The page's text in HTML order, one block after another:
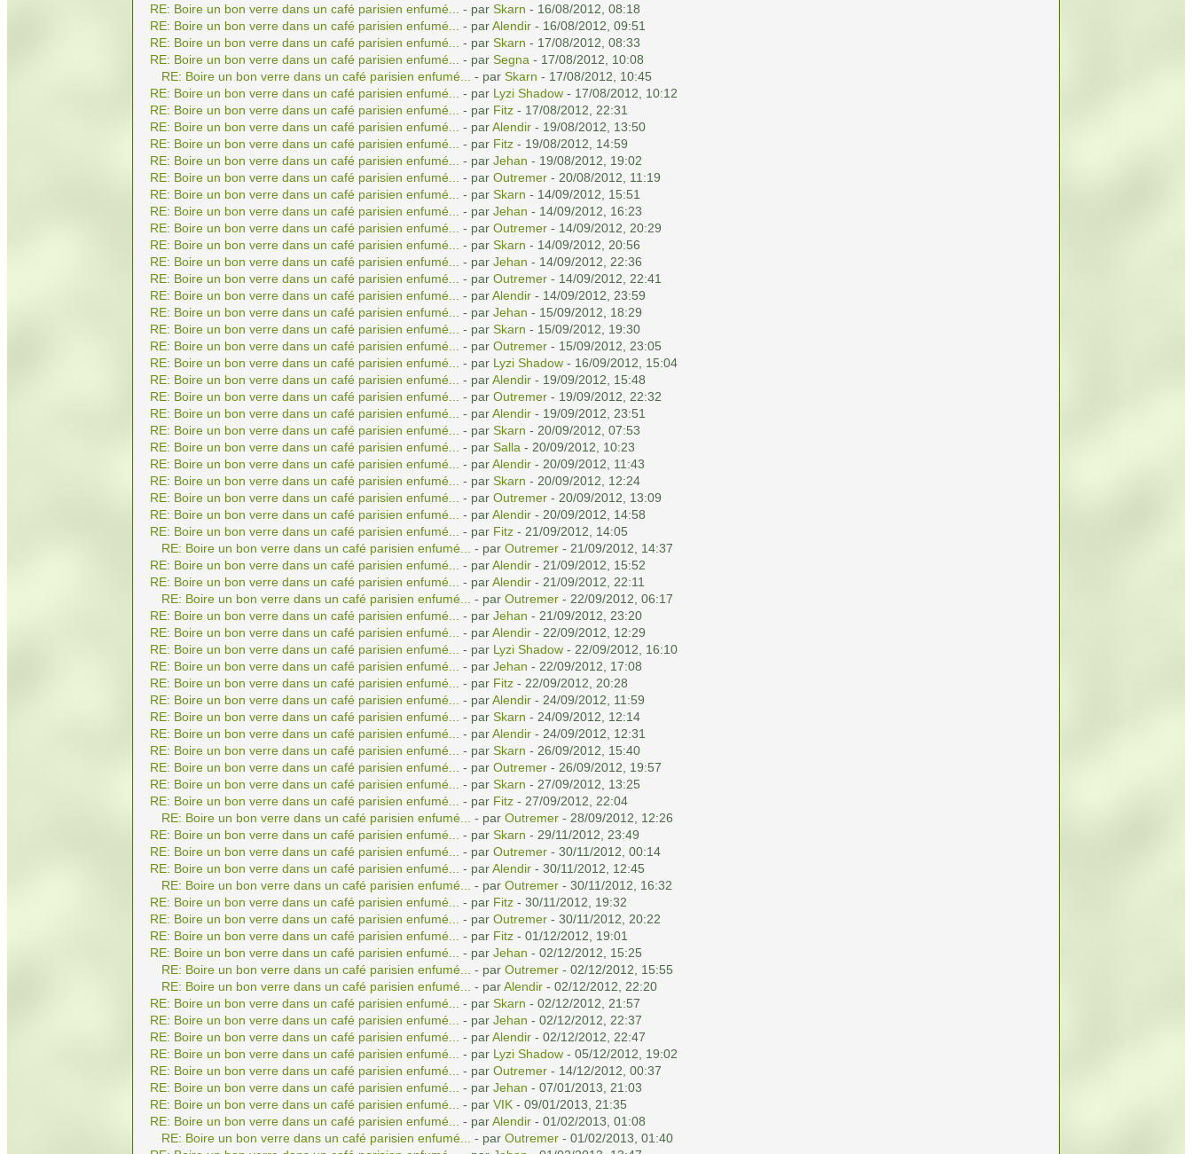
RE: Boire un bon verre dans un café parisien enfumé...
- par Skarn - 16/08/2012, 08:18
RE: Boire un bon verre dans un café parisien enfumé...
- parAlendir- 16/08/2012, 09:51
RE: Boire un bon verre dans un café parisien enfumé...
- par Skarn - 17/08/2012, 08:33
RE: Boire un bon verre dans un café parisien enfumé...
- par Segna - 17/08/2012, 10:08
RE: Boire un bon verre dans un café parisien enfumé...
- par Skarn - 17/08/2012, 10:45
RE: Boire un bon verre dans un café parisien enfumé...
- par Lyzi Shadow- 17/08/2012, 10:12
RE: Boire un bon verre dans un café parisien enfumé...
- par Fitz- 17/08/2012, 22:31
RE: Boire un bon verre dans un café parisien enfumé...
- parAlendir- 19/08/2012, 13:50
RE: Boire un bon verre dans un café parisien enfumé...
- par Fitz- 19/08/2012, 14:59
RE: Boire un bon verre dans un café parisien enfumé...
- par Jehan - 19/08/2012, 19:02
RE: Boire un bon verre dans un café parisien enfumé...
- par Outremer- 20/08/2012, 11:19
RE: Boire un bon verre dans un café parisien enfumé...
- par Skarn - 14/09/2012, 15:51
RE: Boire un bon verre dans un café parisien enfumé...
- par Jehan - 14/09/2012, 16:23
RE: Boire un bon verre dans un café parisien enfumé...
- par Outremer- 14/09/2012, 20:29
RE: Boire un bon verre dans un café parisien enfumé...
- par Skarn - 14/09/2012, 20:56
RE: Boire un bon verre dans un café parisien enfumé...
- par Jehan - 14/09/2012, 22:36
RE: Boire un bon verre dans un café parisien enfumé...
- par Outremer- 14/09/2012, 22:41
RE: Boire un bon verre dans un café parisien enfumé...
- parAlendir- 14/09/2012, 23:59
RE: Boire un bon verre dans un café parisien enfumé...
- par Jehan - 15/09/2012, 18:29
RE: Boire un bon verre dans un café parisien enfumé...
- par Skarn - 15/09/2012, 19:30
RE: Boire un bon verre dans un café parisien enfumé...
- par Outremer- 15/09/2012, 23:05
RE: Boire un bon verre dans un café parisien enfumé...
- par Lyzi Shadow- 16/09/2012, 15:04
RE: Boire un bon verre dans un café parisien enfumé...
- parAlendir- 19/09/2012, 15:48
RE: Boire un bon verre dans un café parisien enfumé...
- par Outremer- 19/09/2012, 22:32
RE: Boire un bon verre dans un café parisien enfumé...
- parAlendir- 19/09/2012, 23:51
RE: Boire un bon verre dans un café parisien enfumé...
- par Skarn - 20/09/2012, 07:53
RE: Boire un bon verre dans un café parisien enfumé...
- par Salla - 20/09/2012, 10:23
RE: Boire un bon verre dans un café parisien enfumé...
- parAlendir- 20/09/2012, 11:43
RE: Boire un bon verre dans un café parisien enfumé...
- par Skarn - 20/09/2012, 12:24
RE: Boire un bon verre dans un café parisien enfumé...
- par Outremer- 20/09/2012, 13:09
RE: Boire un bon verre dans un café parisien enfumé...
- parAlendir- 20/09/2012, 14:58
RE: Boire un bon verre dans un café parisien enfumé...
- par Fitz- 21/09/2012, 14:05
RE: Boire un bon verre dans un café parisien enfumé...
- par Outremer- 21/09/2012, 14:37
RE: Boire un bon verre dans un café parisien enfumé...
- parAlendir- 21/09/2012, 15:52
RE: Boire un bon verre dans un café parisien enfumé...
- parAlendir- 21/09/2012, 22:11
RE: Boire un bon verre dans un café parisien enfumé...
- par Outremer- 22/09/2012, 06:17
RE: Boire un bon verre dans un café parisien enfumé...
- par Jehan - 21/09/2012, 23:20
RE: Boire un bon verre dans un café parisien enfumé...
- parAlendir- 22/09/2012, 12:29
RE: Boire un bon verre dans un café parisien enfumé...
- par Lyzi Shadow- 22/09/2012, 16:10
RE: Boire un bon verre dans un café parisien enfumé...
- par Jehan - 22/09/2012, 17:08
RE: Boire un bon verre dans un café parisien enfumé...
- par Fitz- 22/09/2012, 20:28
RE: Boire un bon verre dans un café parisien enfumé...
- parAlendir- 24/09/2012, 11:59
RE: Boire un bon verre dans un café parisien enfumé...
- par Skarn - 24/09/2012, 12:14
RE: Boire un bon verre dans un café parisien enfumé...
- parAlendir- 24/09/2012, 12:31
RE: Boire un bon verre dans un café parisien enfumé...
- par Skarn - 26/09/2012, 15:40
RE: Boire un bon verre dans un café parisien enfumé...
- par Outremer- 26/09/2012, 19:57
RE: Boire un bon verre dans un café parisien enfumé...
- par Skarn - 27/09/2012, 13:25
RE: Boire un bon verre dans un café parisien enfumé...
- par Fitz- 27/09/2012, 22:04
RE: Boire un bon verre dans un café parisien enfumé...
- par Outremer- 28/09/2012, 12:26
RE: Boire un bon verre dans un café parisien enfumé...
- par Skarn - 29/11/2012, 23:49
RE: Boire un bon verre dans un café parisien enfumé...
- par Outremer- 30/11/2012, 00:14
RE: Boire un bon verre dans un café parisien enfumé...
- parAlendir- 30/11/2012, 12:45
RE: Boire un bon verre dans un café parisien enfumé...
- par Outremer- 30/11/2012, 16:32
RE: Boire un bon verre dans un café parisien enfumé...
- par Fitz- 30/11/2012, 19:32
RE: Boire un bon verre dans un café parisien enfumé...
- par Outremer- 30/11/2012, 20:22
RE: Boire un bon verre dans un café parisien enfumé...
- par Fitz- 01/12/2012, 19:01
RE: Boire un bon verre dans un café parisien enfumé...
- par Jehan - 02/12/2012, 15:25
RE: Boire un bon verre dans un café parisien enfumé...
- par Outremer- 02/12/2012, 15:55
RE: Boire un bon verre dans un café parisien enfumé...
- parAlendir- 02/12/2012, 22:20
RE: Boire un bon verre dans un café parisien enfumé...
- par Skarn - 02/12/2012, 21:57
RE: Boire un bon verre dans un café parisien enfumé...
- par Jehan - 02/12/2012, 22:37
RE: Boire un bon verre dans un café parisien enfumé...
- parAlendir- 02/12/2012, 22:47
RE: Boire un bon verre dans un café parisien enfumé...
- par Lyzi Shadow- 05/12/2012, 19:02
RE: Boire un bon verre dans un café parisien enfumé...
- par Outremer- 14/12/2012, 00:37
RE: Boire un bon verre dans un café parisien enfumé...
- par Jehan - 07/01/2013, 21:03
RE: Boire un bon verre dans un café parisien enfumé...
- par VIK- 09/01/2013, 21:35
RE: Boire un bon verre dans un café parisien enfumé...
- parAlendir- 01/02/2013, 01:08
RE: Boire un bon verre dans un café parisien enfumé...
- par Outremer- 01/02/2013, 01:40